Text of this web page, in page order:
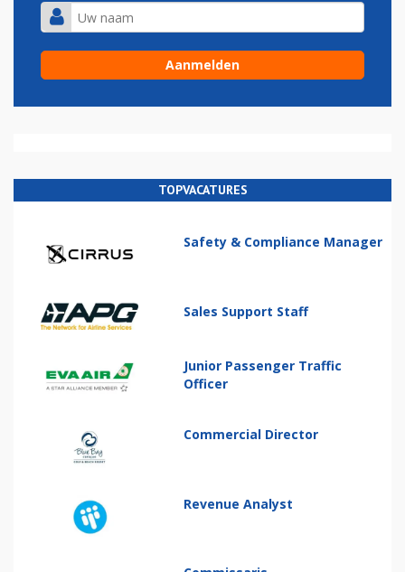
TOPVACATURES
Safety & Compliance Manager
Sales Support Staff
Junior Passenger Traffic
Officer
Commercial Director
Revenue Analyst